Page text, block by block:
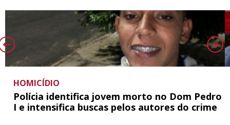
HOMICÍDIO
Polícia identifica jovem morto no Dom Pedro
I e intensifica buscas pelos autores do crime